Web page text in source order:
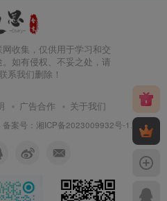
收集，仅供用于学习和交
如有侵权、不妥之处，请
系我们删除！
广告合作 关于我们
· 备案号： 湘ICP备2023009932号-1 .